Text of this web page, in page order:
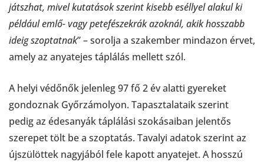
játszhat, mivel kutatások szerint kisebb eséllyel alakul ki
például emlő- vagy petefészekrák azoknál, akik hosszabb
ideig szoptatnak” – sorolja a szakember mindazon érvet,
amely az anyatejes táplálás mellett szól.
A helyi védőnők jelenleg 97 fő 2 év alatti gyereket
gondoznak Győrzámolyon. Tapasztalataik szerint
pedig az édesanyák táplálási szokásaiban jelentős
szerepet tölt be a szoptatás. Tavalyi adatok szerint az
újszülöttek nagyjából fele kapott anyatejet. A hosszú